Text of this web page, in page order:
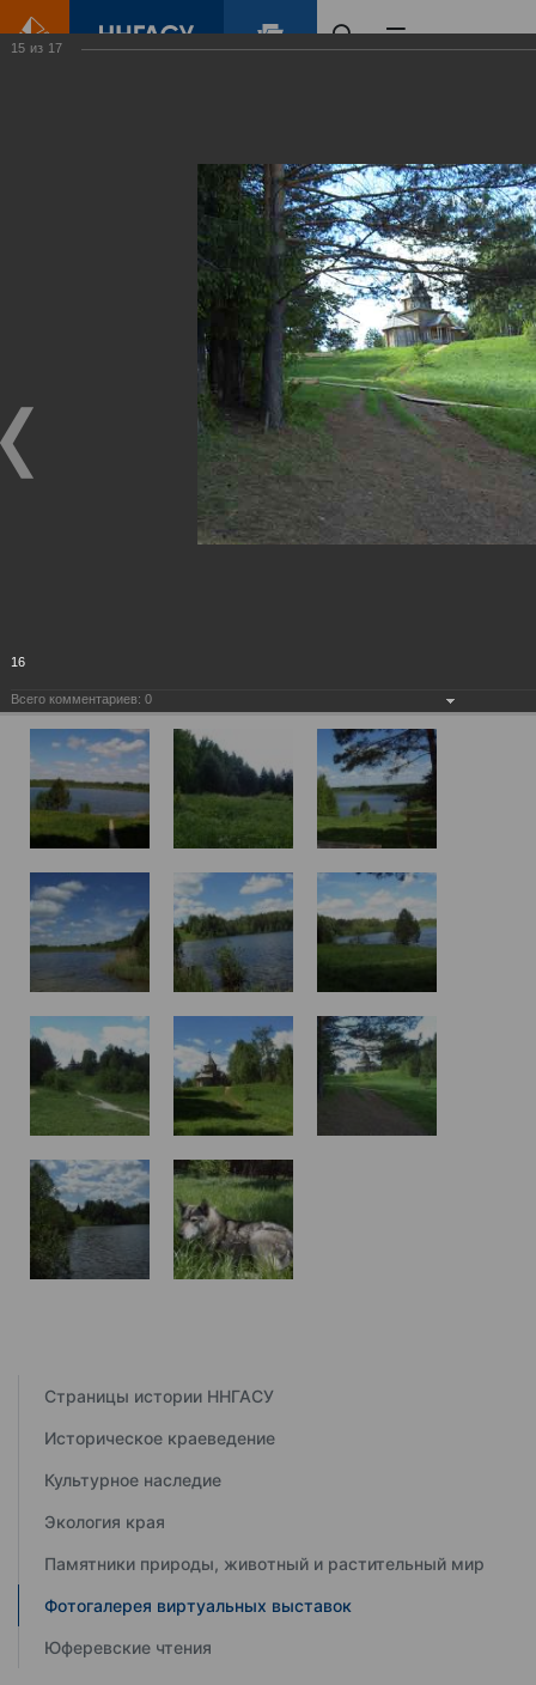
Виртуальные
выставки
(фотоальбомы)
Страницы истории ННГАСУ
Историческое краеведение
Культурное наследие
Экология края
Памятники природы, животный и растительный мир
Фотогалерея виртуальных выставок
Юферевские чтения
15 из 17
16
Всего комментариев: 0